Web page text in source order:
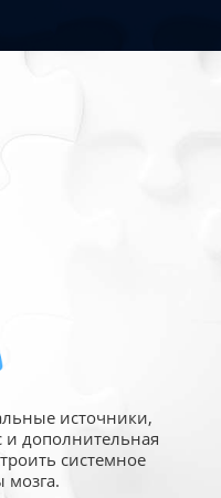
источники,
и дополнительная
системное
мозга.